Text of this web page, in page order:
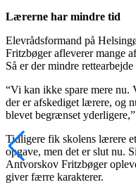
Lærerne har mindre tid
Elevrådsformand på
Fritzbøger afleverer mange
Så er der mindre
“Vi kan ikke spare mere nu.
der er afskediget lærere, og
blevet begrænset
Tidligere fik skolens lærere
opgave, men det er slut nu.
Antvorskov Fritzbøger
giver færre karakterer.